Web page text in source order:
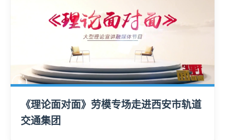
《理论面对面》劳模专场走进西安市轨道
交通集团